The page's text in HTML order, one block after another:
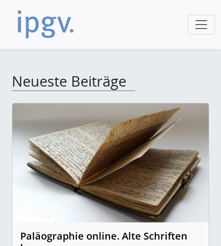
Neueste Beiträge
Paläographie online. Alte Schriften